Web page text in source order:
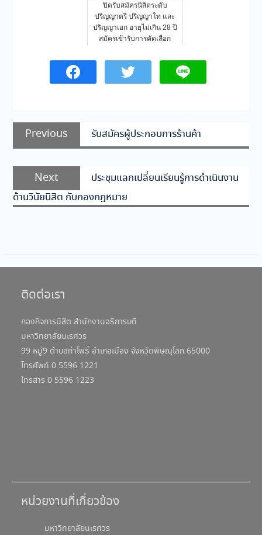
ปิดรับสมัครนิสิตระดับ
ปริญญาตรี ปริญญาโท และ
ปริญญาเอก อายุไม่เกิน 28 ปี
สมัครเข้ารับการคัดเลือก
แนะแนว
เรื่อง
Previous
Previous
post:
รับสมัครผู้ประกอบการร้านค้า
Next
Next
post:
ประชุมแลกเปลี่ยนเรียนรู้การดำเนินงาน
ด้านวินัยนิสิต กับกองกฎหมาย
ติดต่อเรา
กองกิจการนิสิต สำนักงานอธิการบดี
มหาวิทยาลัยนเรศวร
99 หมู่9 ตำบลท่าโพธิ์ อำเภอเมือง จังหวัดพิษณุโลก 65000
โทรศัพท์ 0 5596 1221
โทรสาร 0 5596 1223
หน่วยงานที่เกี่ยวข้อง
มหาวิทยาลัยนเรศวร